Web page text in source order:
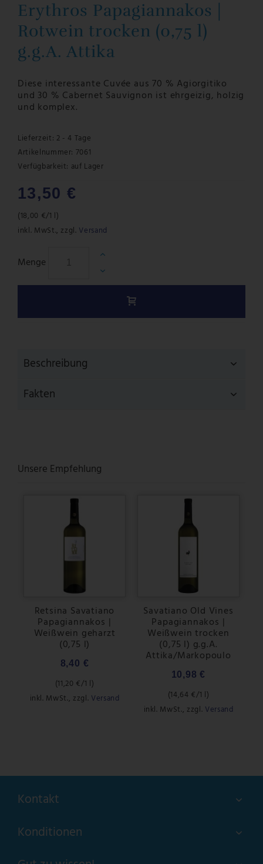
Erythros Papagiannakos |
Rotwein trocken (0,75 l)
g.g.A. Attika
Diese interessante Cuvée aus 70 % Agiorgitiko
und 30 % Cabernet Sauvignon ist ehrgeizig, holzig
und komplex.
Lieferzeit: 2 - 4 Tage
Artikelnummer: 7061
Verfügbarkeit: auf Lager
13,50 €
(18,00 €/1 l)
inkl. MwSt., zzgl. Versand
Menge
Beschreibung
Fakten
Unsere Empfehlung
Retsina Savatiano
Papagiannakos |
Weißwein geharzt
(0,75 l)
8,40 €
(11,20 €/1 l)
inkl. MwSt., zzgl. Versand
Savatiano Old Vines
Papagiannakos |
Weißwein trocken
(0,75 l) g.g.A.
Attika/Markopoulo
10,98 €
(14,64 €/1 l)
inkl. MwSt., zzgl. Versand
Kontakt
Konditionen